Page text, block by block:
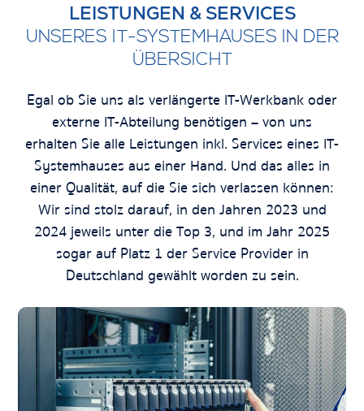
LEISTUNGEN & SERVICES
UNSERES IT-SYSTEMHAUSES IN DER
ÜBERSICHT
Egal ob Sie uns als verlängerte IT-Werkbank oder
externe IT-Abteilung benötigen – von uns
erhalten Sie alle Leistungen inkl. Services eines IT-
Systemhauses aus einer Hand. Und das alles in
einer Qualität, auf die Sie sich verlassen können:
Wir sind stolz darauf, in den Jahren 2023 und
2024 jeweils unter die Top 3, und im Jahr 2025
sogar auf Platz 1 der Service Provider in
Deutschland gewählt worden zu sein.